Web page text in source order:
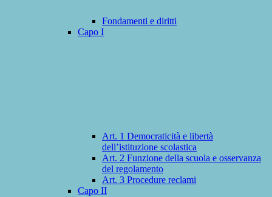
Fondamenti e diritti
Capo I
Art. 1 Democraticità e libertà
dell’istituzione scolastica
Art. 2 Funzione della scuola e osservanza
del regolamento
Art. 3 Procedure reclami
Capo II